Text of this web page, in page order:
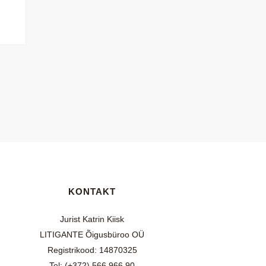
KONTAKT
Jurist Katrin Kiisk
LITIGANTE Õigusbüroo OÜ
Registrikood: 14870325